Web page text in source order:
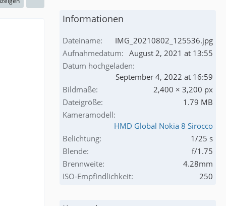
Informationen
Dateiname
IMG_20210802_125536.jpg
Aufnahmedatum
August 2, 2021 at 13:55
Datum hochgeladen
September 4, 2022 at 16:59
Bildmaße
2,400 × 3,200 px
Dateigröße
1.79 MB
Kameramodell
HMD Global Nokia 8 Sirocco
Belichtung
1/25 s
Blende
f/1.75
Brennweite
4.28mm
ISO-Empfindlichkeit
250